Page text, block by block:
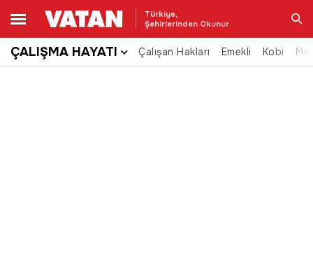
Türkiye,
Şehirlerinden Okunur
Ara
ÇALIŞMA HAYATI Çalışan Hakları Emekli Kobi